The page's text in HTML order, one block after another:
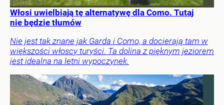
Włosi uwielbiają tę alternatywę dla Como. Tutaj
nie będzie tłumów
Nie jest tak znane jak Garda i Como, a docierają tam w
większości włoscy turyści. Ta dolina z pięknym jeziorem
jest idealna na letni wypoczynek.